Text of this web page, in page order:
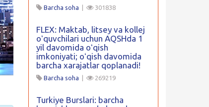
Barcha soha 301838
FLEX: Maktab, litsey va kollej
oʻquvchilari uchun AQSHda 1
yil davomida oʻqish
imkoniyati; oʻqish davomida
barcha xarajatlar qoplanadi!
Barcha soha 269219
Turkiye Burslari: barcha